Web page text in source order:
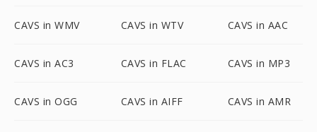
CAVS in WMV CAVS in WTV CAVS in AAC
CAVS in AC3 CAVS in FLAC CAVS in MP3
CAVS in OGG CAVS in AIFF CAVS in AMR